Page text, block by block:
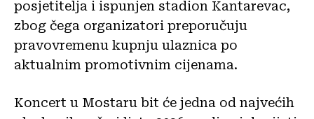
posjetitelja i ispunjen stadion Kantarevac,
zbog čega organizatori preporučuju
pravovremenu kupnju ulaznica po
aktualnim promotivnim cijenama.
Koncert u Mostaru bit će jedna od najvećih